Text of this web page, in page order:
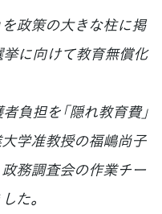
を政策の大きな柱に掲
に向けて教育無償化
負担を「隠れ教育費」
学准教授の福嶋尚子
政務調査会の作業チー
た。